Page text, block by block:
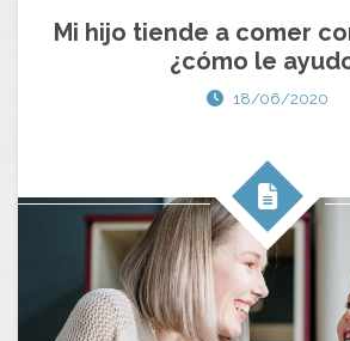
Mi hijo tiende a comer
¿cómo le
18/06/2020